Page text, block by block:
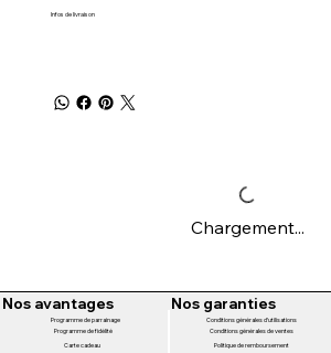
Infos de livraison
Chargement...
Nos avantages Nos garanties
Programme de parrainage
Programme de fidélité
Carte cadeau
Conditions générales d'utilisations
Conditions générales de ventes
Politique de remboursement